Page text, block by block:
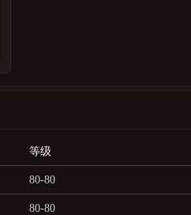
等级
80-80
80-80